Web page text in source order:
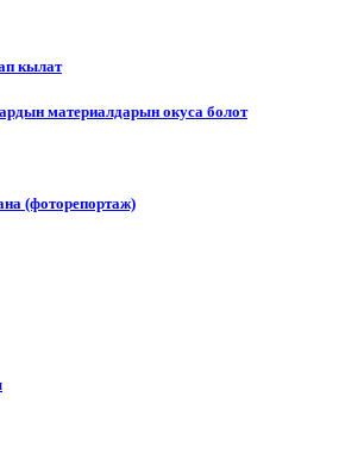
кылат
материалдарын окуса болот
(фоторепортаж)